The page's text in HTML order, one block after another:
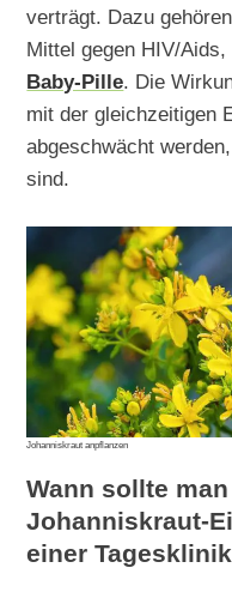
verträgt. Dazu
Mittel gegen HIV/
Baby-Pille. Die
mit der gleichzeitigen
abgeschwächt
sind.
Johanniskraut anpflanzen
Wann sollte
Johanniskraut-
einer